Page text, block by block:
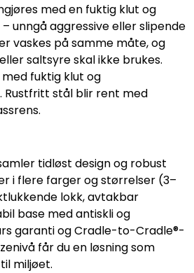
med en fuktig klut og
unngå aggressive eller slipende
vaskes på samme måte, og
saltsyre skal ikke brukes.
fuktig klut og
Rustfritt stål blir rent med
tidløst design og robust
i flere farger og størrelser (3–
lokk, avtakbar
base med antiskli og
garanti og Cradle-to-Cradle®-
får du en løsning som
miljøet.